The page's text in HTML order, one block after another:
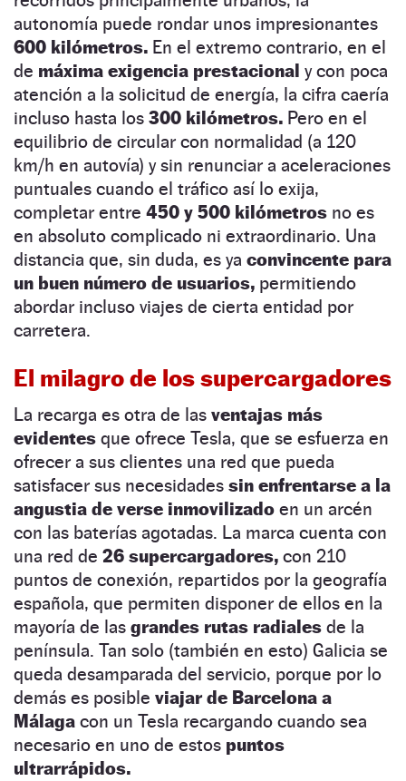
autonomía puede rondar unos impresionantes
600 kilómetros. En el extremo contrario, en el
de máxima exigencia prestacional y con poca
atención a la solicitud de energía, la cifra caería
incluso hasta los 300 kilómetros. Pero en el
equilibrio de circular con normalidad (a 120
km/h en autovía) y sin renunciar a aceleraciones
puntuales cuando el tráfico así lo exija,
completar entre 450 y 500 kilómetros no es
en absoluto complicado ni extraordinario. Una
distancia que, sin duda, es ya convincente para
un buen número de usuarios, permitiendo
abordar incluso viajes de cierta entidad por
carretera.
El milagro de los supercargadores
La recarga es otra de las ventajas más
evidentes que ofrece Tesla, que se esfuerza en
ofrecer a sus clientes una red que pueda
satisfacer sus necesidades sin enfrentarse a la
angustia de verse inmovilizado en un arcén
con las baterías agotadas. La marca cuenta con
una red de 26 supercargadores, con 210
puntos de conexión, repartidos por la geografía
española, que permiten disponer de ellos en la
mayoría de las grandes rutas radiales de la
península. Tan solo (también en esto) Galicia se
queda desamparada del servicio, porque por lo
demás es posible viajar de Barcelona a
Málaga con un Tesla recargando cuando sea
necesario en uno de estos puntos
ultrarrápidos.